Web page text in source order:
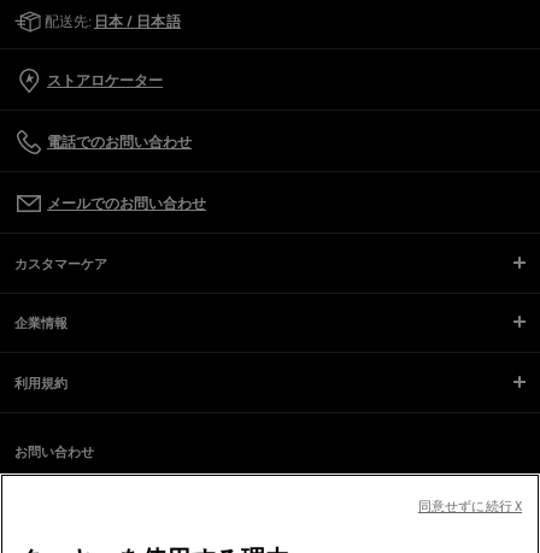
配送先: 日本 / 日本語
ストアロケーター
電話でのお問い合わせ
メールでのお問い合わせ
カスタマーケア
企業情報
利用規約
お問い合わせ
スクリーンリーダーのご利用に際し、問題が発生していますか？
同意せずに続行 X